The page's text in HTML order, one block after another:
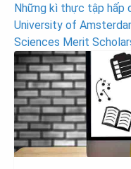
Post
navigation
Những kì thực tập hấp
University of
Sciences Merit